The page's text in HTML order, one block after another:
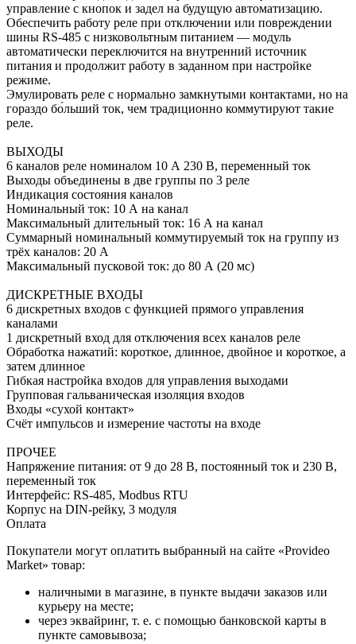
управление с кнопок и задел на будущую автоматизацию.
Обеспечить работу реле при отключении или повреждении
шины RS-485 с низковольтным питанием — модуль
автоматически переключится на внутренний источник
питания и продолжит работу в заданном при настройке
режиме.
Эмулировать реле с нормально замкнутыми контактами, но на
гораздо бо́льший ток, чем традиционно коммутируют такие
реле.
ВЫХОДЫ
6 каналов реле номиналом 10 А 230 В, переменный ток
Выходы объединены в две группы по 3 реле
Индикация состояния каналов
Номинальный ток: 10 А на канал
Максимальный длительный ток: 16 А на канал
Суммарный номинальный коммутируемый ток на группу из
трёх каналов: 20 А
Максимальный пусковой ток: до 80 А (20 мс)
ДИСКРЕТНЫЕ ВХОДЫ
6 дискретных входов с функцией прямого управления
каналами
1 дискретный вход для отключения всех каналов реле
Обработка нажатий: короткое, длинное, двойное и короткое, а
затем длинное
Гибкая настройка входов для управления выходами
Групповая гальваническая изоляция входов
Входы «сухой контакт»
Счёт импульсов и измерение частоты на входе
ПРОЧЕЕ
Напряжение питания: от 9 до 28 В, постоянный ток и 230 В,
переменный ток
Интерфейс: RS-485, Modbus RTU
Корпус на DIN-рейку, 3 модуля
Оплата
Покупатели могут оплатить выбранный на сайте «Provideo
Market» товар:
наличными в магазине, в пункте выдачи заказов или
курьеру на месте;
через эквайринг, т. е. с помощью банковской карты в
пункте самовывоза;